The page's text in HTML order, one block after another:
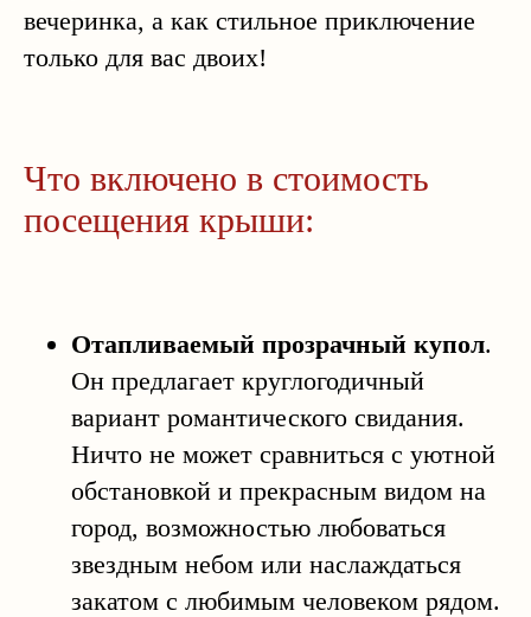
вечеринка, а как стильное приключение
только для вас двоих!
Что включено в стоимость
посещения крыши:
Отапливаемый прозрачный купол.
Он предлагает круглогодичный
вариант романтического свидания.
Ничто не может сравниться с уютной
обстановкой и прекрасным видом на
город, возможностью любоваться
звездным небом или наслаждаться
закатом с любимым человеком рядом.